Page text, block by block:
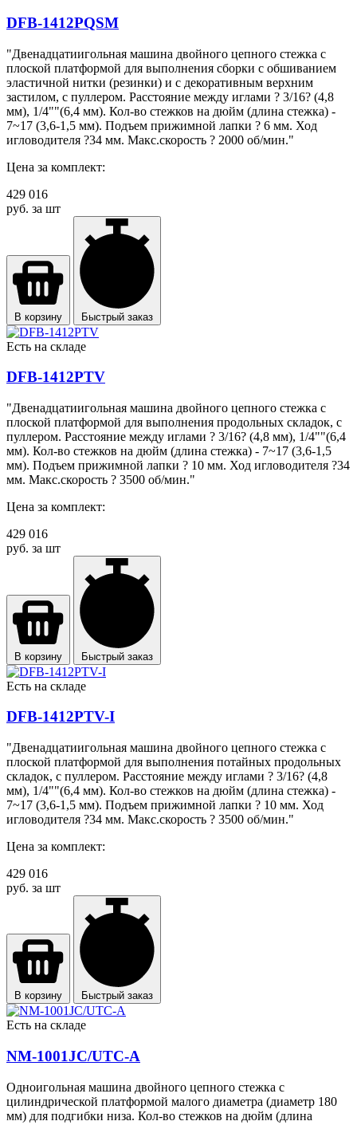
DFB-1412PQSM
"Двенадцатиигольная машина двойного цепного стежка с
плоской платформой для выполнения сборки с обшиванием
эластичной нитки (резинки) и с декоративным верхним
застилом, с пуллером. Расстояние между иглами ? 3/16? (4,8
мм), 1/4""(6,4 мм). Кол-во стежков на дюйм (длина стежка) -
7~17 (3,6-1,5 мм). Подъем прижимной лапки ? 6 мм. Ход
игловодителя ?34 мм. Макс.скорость ? 2000 об/мин."
Цена за комплект:
429 016
руб. за шт
В корзину Быстрый заказ
Есть на складе
DFB-1412PTV
"Двенадцатиигольная машина двойного цепного стежка с
плоской платформой для выполнения продольных складок, с
пуллером. Расстояние между иглами ? 3/16? (4,8 мм), 1/4""(6,4
мм). Кол-во стежков на дюйм (длина стежка) - 7~17 (3,6-1,5
мм). Подъем прижимной лапки ? 10 мм. Ход игловодителя ?34
мм. Макс.скорость ? 3500 об/мин."
Цена за комплект:
429 016
руб. за шт
В корзину Быстрый заказ
Есть на складе
DFB-1412PTV-I
"Двенадцатиигольная машина двойного цепного стежка с
плоской платформой для выполнения потайных продольных
складок, с пуллером. Расстояние между иглами ? 3/16? (4,8
мм), 1/4""(6,4 мм). Кол-во стежков на дюйм (длина стежка) -
7~17 (3,6-1,5 мм). Подъем прижимной лапки ? 10 мм. Ход
игловодителя ?34 мм. Макс.скорость ? 3500 об/мин."
Цена за комплект:
429 016
руб. за шт
В корзину Быстрый заказ
Есть на складе
NM-1001JC/UTC-A
Одноигольная машина двойного цепного стежка с
цилиндрической платформой малого диаметра (диаметр 180
мм) для подгибки низа. Кол-во стежков на дюйм (длина